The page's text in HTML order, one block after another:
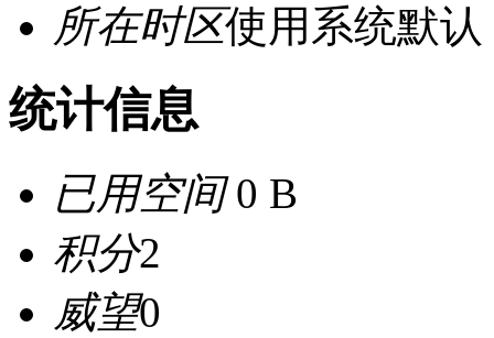
所在时区使用系统默认
统计信息
已用空间0 B
积分2
威望0